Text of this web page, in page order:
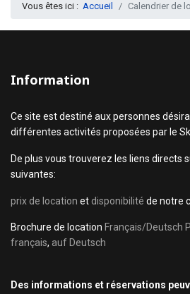
Vous êtes ici : Accueil Calendrier de
Information
Ce site est destiné aux personnes
différentes activités proposées par le
De plus vous trouverez les liens directs
suivantes:
prix de location et disponibilité de notre
Brochure de location Français/Deutsch
français, auf Deutsch
Des informations et réservations